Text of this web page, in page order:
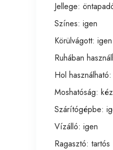
Jellege:
Színes: igen
Körülvágott: igen
Ruhában
Hol
Moshatóság:
Szárítógépbe:
Vízálló: igen
Ragasztó: tartós